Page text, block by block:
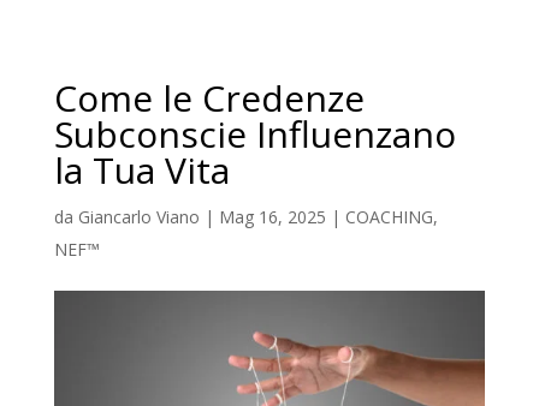
Come le Credenze
Subconscie Influenzano
la Tua Vita
da Giancarlo Viano | Mag 16, 2025 | COACHING,
NEF™